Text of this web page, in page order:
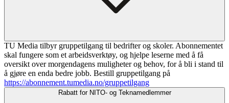
TU Media tilbyr gruppetilgang til bedrifter og skoler. Abonnementet
skal fungere som et arbeidsverktøy, og hjelpe leserne med å få
oversikt over morgendagens muligheter og behov, for å bli i stand til
å gjøre en enda bedre jobb. Bestill gruppetilgang på
https://abonnement.tumedia.no/gruppetilgang
Rabatt for NITO- og Teknamedlemmer